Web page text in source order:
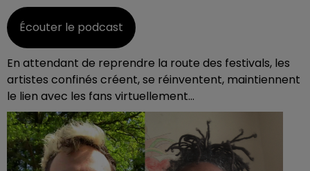
Écouter le podcast
En attendant de reprendre la route des festivals, les
artistes confinés créent, se réinventent, maintiennent
le lien avec les fans virtuellement...